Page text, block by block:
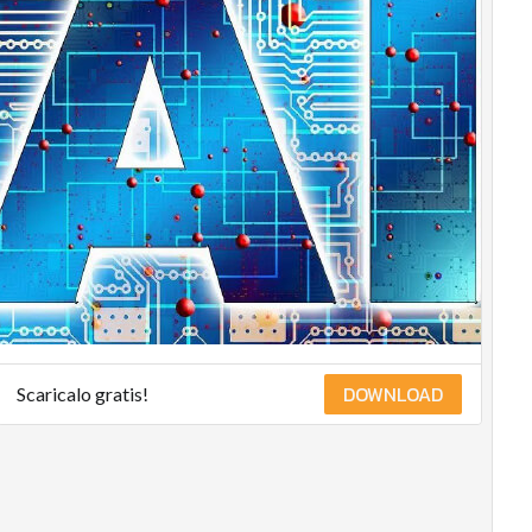
Scaricalo gratis! DOWNLOAD